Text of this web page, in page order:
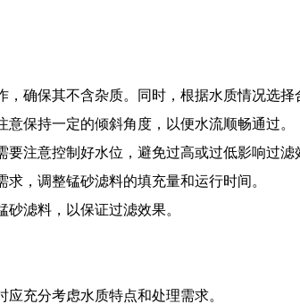
确保其不含杂质。同时，根据水质情况选择
保持一定的倾斜角度，以便水流顺畅通过。
注意控制好水位，避免过高或过低影响过滤
，调整锰砂滤料的填充量和运行时间。
滤料，以保证过滤效果。
充分考虑水质特点和处理需求。